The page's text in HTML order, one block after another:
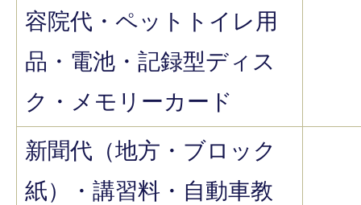
容院代・ペットトイレ用
品・電池・記録型ディス
ク・メモリーカード
新聞代（地方・ブロック
紙）・講習料・自動車教